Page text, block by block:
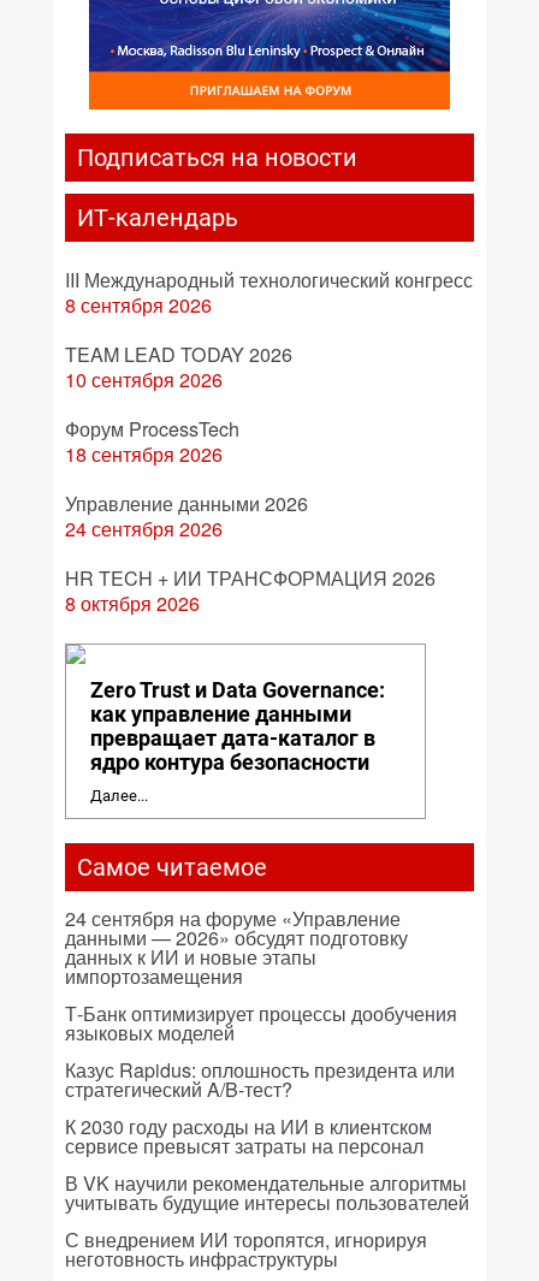
Подписаться на новости
ИТ-календарь
III Международный технологический конгресс
8 сентября 2026
TEAM LEAD TODAY 2026
10 сентября 2026
Форум ProcessTech
18 сентября 2026
Управление данными 2026
24 сентября 2026
HR TECH + ИИ ТРАНСФОРМАЦИЯ 2026
8 октября 2026
Zero Trust и Data Governance:
как управление данными
превращает дата-каталог в
ядро контура безопасности
Далее...
Самое читаемое
24 сентября на форуме «Управление
данными — 2026» обсудят подготовку
данных к ИИ и новые этапы
импортозамещения
Т-Банк оптимизирует процессы дообучения
языковых моделей
Казус Rapidus: оплошность президента или
стратегический A/B-тест?
К 2030 году расходы на ИИ в клиентском
сервисе превысят затраты на персонал
В VK научили рекомендательные алгоритмы
учитывать будущие интересы пользователей
С внедрением ИИ торопятся, игнорируя
неготовность инфраструктуры